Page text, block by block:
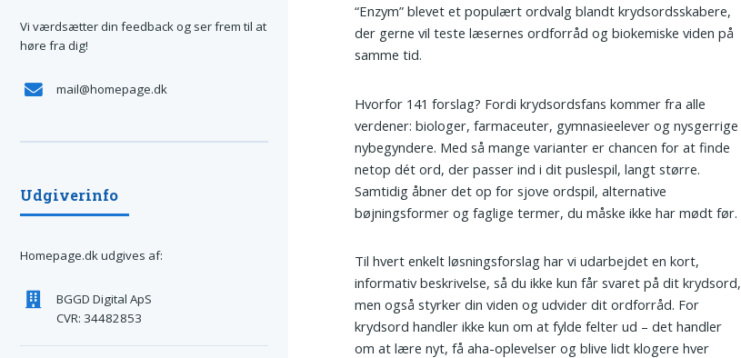
“Enzym” blevet et populært ordvalg blandt krydsordsskabere,
der gerne vil teste læsernes ordforråd og biokemiske viden på
samme tid.
Hvorfor 141 forslag? Fordi krydsordsfans kommer fra alle
verdener: biologer, farmaceuter, gymnasieelever og nysgerrige
nybegyndere. Med så mange varianter er chancen for at finde
netop dét ord, der passer ind i dit puslespil, langt større.
Samtidig åbner det op for sjove ordspil, alternative
bøjningsformer og faglige termer, du måske ikke har mødt før.
Til hvert enkelt løsningsforslag har vi udarbejdet en kort,
informativ beskrivelse, så du ikke kun får svaret på dit krydsord,
men også styrker din viden og udvider dit ordforråd. For
krydsord handler ikke kun om at fylde felter ud – det handler
om at lære nyt, få aha-oplevelser og blive lidt klogere hver
Vi værdsætter din feedback og ser frem til at
høre fra dig!
mail@homepage.dk
Udgiverinfo
Homepage.dk udgives af:
BGGD Digital ApS
CVR: 34482853